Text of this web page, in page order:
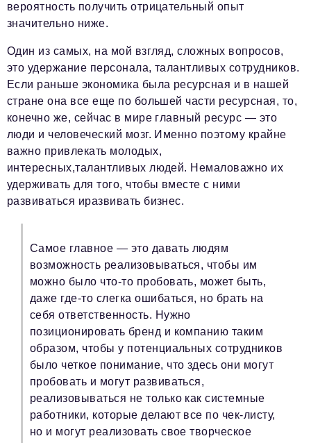
вероятность получить отрицательный опыт
значительно ниже.
Один из самых, на мой взгляд, сложных вопросов,
это удержание персонала, талантливых сотрудников.
Если раньше экономика была ресурсная и в нашей
стране она все еще по большей части ресурсная, то,
конечно же, сейчас в мире главный ресурс — это
люди и человеческий мозг. Именно поэтому крайне
важно привлекать молодых,
интересных,талантливых людей. Немаловажно их
удерживать для того, чтобы вместе с ними
развиваться иразвивать бизнес.
Самое главное — это давать людям
возможность реализовываться, чтобы им
можно было что-то пробовать, может быть,
даже где-то слегка ошибаться, но брать на
себя ответственность. Нужно
позиционировать бренд и компанию таким
образом, чтобы у потенциальных сотрудников
было четкое понимание, что здесь они могут
пробовать и могут развиваться,
реализовываться не только как системные
работники, которые делают все по чек-листу,
но и могут реализовать свое творческое